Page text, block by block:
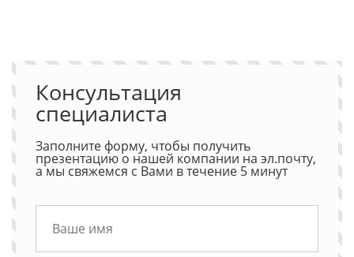
Консультация
специалиста
Заполните форму, чтобы получить
презентацию о нашей компании на эл.почту,
а мы свяжемся с Вами в течение 5 минут